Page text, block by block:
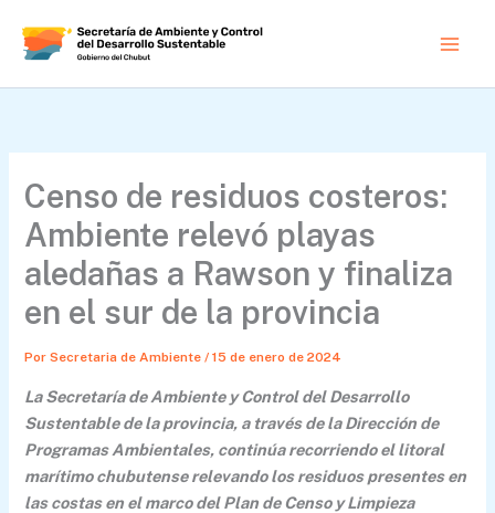
contenido
Censo de residuos costeros:
Ambiente relevó playas
aledañas a Rawson y finaliza
en el sur de la provincia
PorSecretaria de Ambiente/15 de enero de 2024
La Secretaría de Ambiente y Control del Desarrollo
Sustentable de la provincia, a través de la Dirección de
Programas Ambientales, continúa recorriendo el litoral
marítimo chubutense relevando los residuos presentes en
las costas en el marco del Plan de Censo y Limpieza